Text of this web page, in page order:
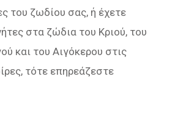
του ζωδίου σας, ή έχετε
στα ζώδια του Κριού, του
και του Αιγόκερου στις
τότε επηρεάζεστε